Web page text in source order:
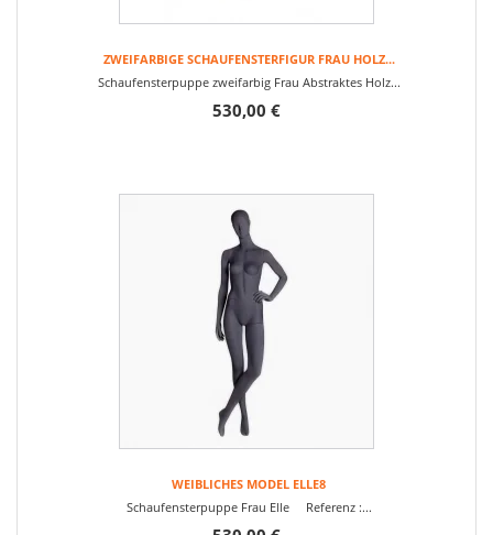
ZWEIFARBIGE SCHAUFENSTERFIGUR FRAU HOLZ...
Schaufensterpuppe zweifarbig Frau Abstraktes Holz...
530,00 €
WEIBLICHES MODEL ELLE8
Schaufensterpuppe Frau Elle Referenz :...